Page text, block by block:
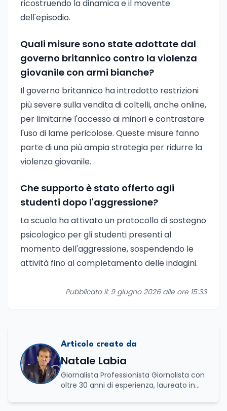
ricostruendo la dinamica e il movente
dell'episodio.
Quali misure sono state adottate dal
governo britannico contro la violenza
giovanile con armi bianche?
Il governo britannico ha introdotto restrizioni
più severe sulla vendita di coltelli, anche online,
per limitarne l'accesso ai minori e contrastare
l'uso di lame pericolose. Queste misure fanno
parte di una più ampia strategia per ridurre la
violenza giovanile.
Che supporto è stato offerto agli
studenti dopo l'aggressione?
La scuola ha attivato un protocollo di sostegno
psicologico per gli studenti presenti al
momento dell'aggressione, sospendendo le
attività fino al completamento delle indagini.
Pubblicato il: 9 giugno 2026 alle ore 15:33
Articolo creato da
Natale Labia
Giornalista Professionista Giornalista con
oltre 30 anni di esperienza, laureato in
all’Università La Sapienza di Roma,